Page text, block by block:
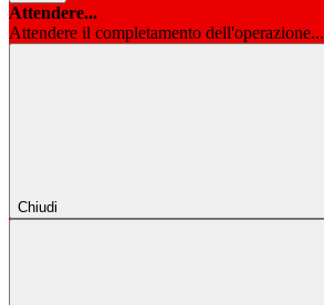
Attendere...
Attendere il completamento dell'operazione...
Chiudi